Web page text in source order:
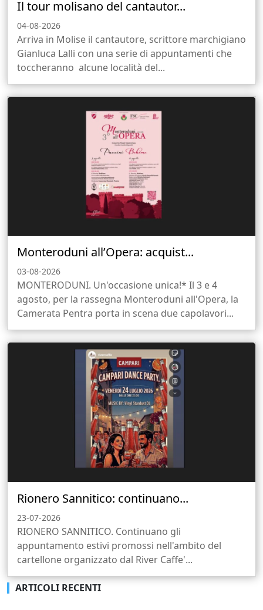
Il tour molisano del cantautor...
04-08-2026
Arriva in Molise il cantautore, scrittore marchigiano
Gianluca Lalli con una serie di appuntamenti che
toccheranno alcune località del...
Monteroduni all’Opera: acquist...
03-08-2026
MONTERODUNI. Un'occasione unica!* Il 3 e 4
agosto, per la rassegna Monteroduni all'Opera, la
Camerata Pentra porta in scena due capolavori...
Rionero Sannitico: continuano...
23-07-2026
RIONERO SANNITICO. Continuano gli
appuntamento estivi promossi nell'ambito del
cartellone organizzato dal River Caffe'...
ARTICOLI RECENTI